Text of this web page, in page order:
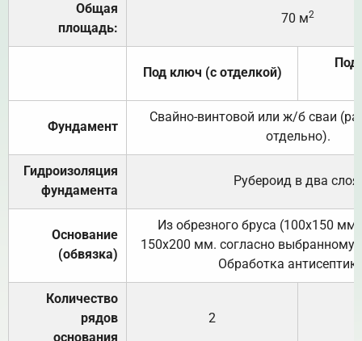
Общая
площадь:
70 м2
Под ключ (с отделкой)
Под
Фундамент
Свайно-винтовой или ж/б сваи
отдельно).
Гидроизоляция
фундамента
Рубероид в два слоя.
Основание
(обвязка)
Из обрезного бруса (100х150
150х200 мм. согласно выбранному
Обработка
Количество
рядов
основания
2